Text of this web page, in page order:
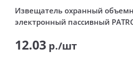
Извещатель охранный
электронный пассивный
12.03 р./шт